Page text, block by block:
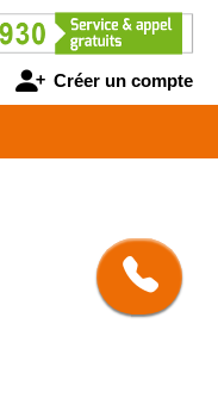
Créer un compte